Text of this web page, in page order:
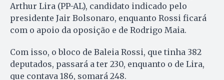
Arthur Lira (PP-AL), candidato indicado pelo
presidente Jair Bolsonaro, enquanto Rossi ficará
com o apoio da oposição e de Rodrigo Maia.
Com isso, o bloco de Baleia Rossi, que tinha 382
deputados, passará a ter 230, enquanto o de Lira,
que contava 186, somará 248.